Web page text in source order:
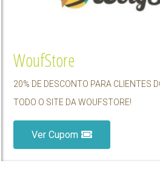
WoufStore
20% DE DESCONTO PARA CLIENTES
TODO O SITE DA WOUFSTORE!
Ver Cupom